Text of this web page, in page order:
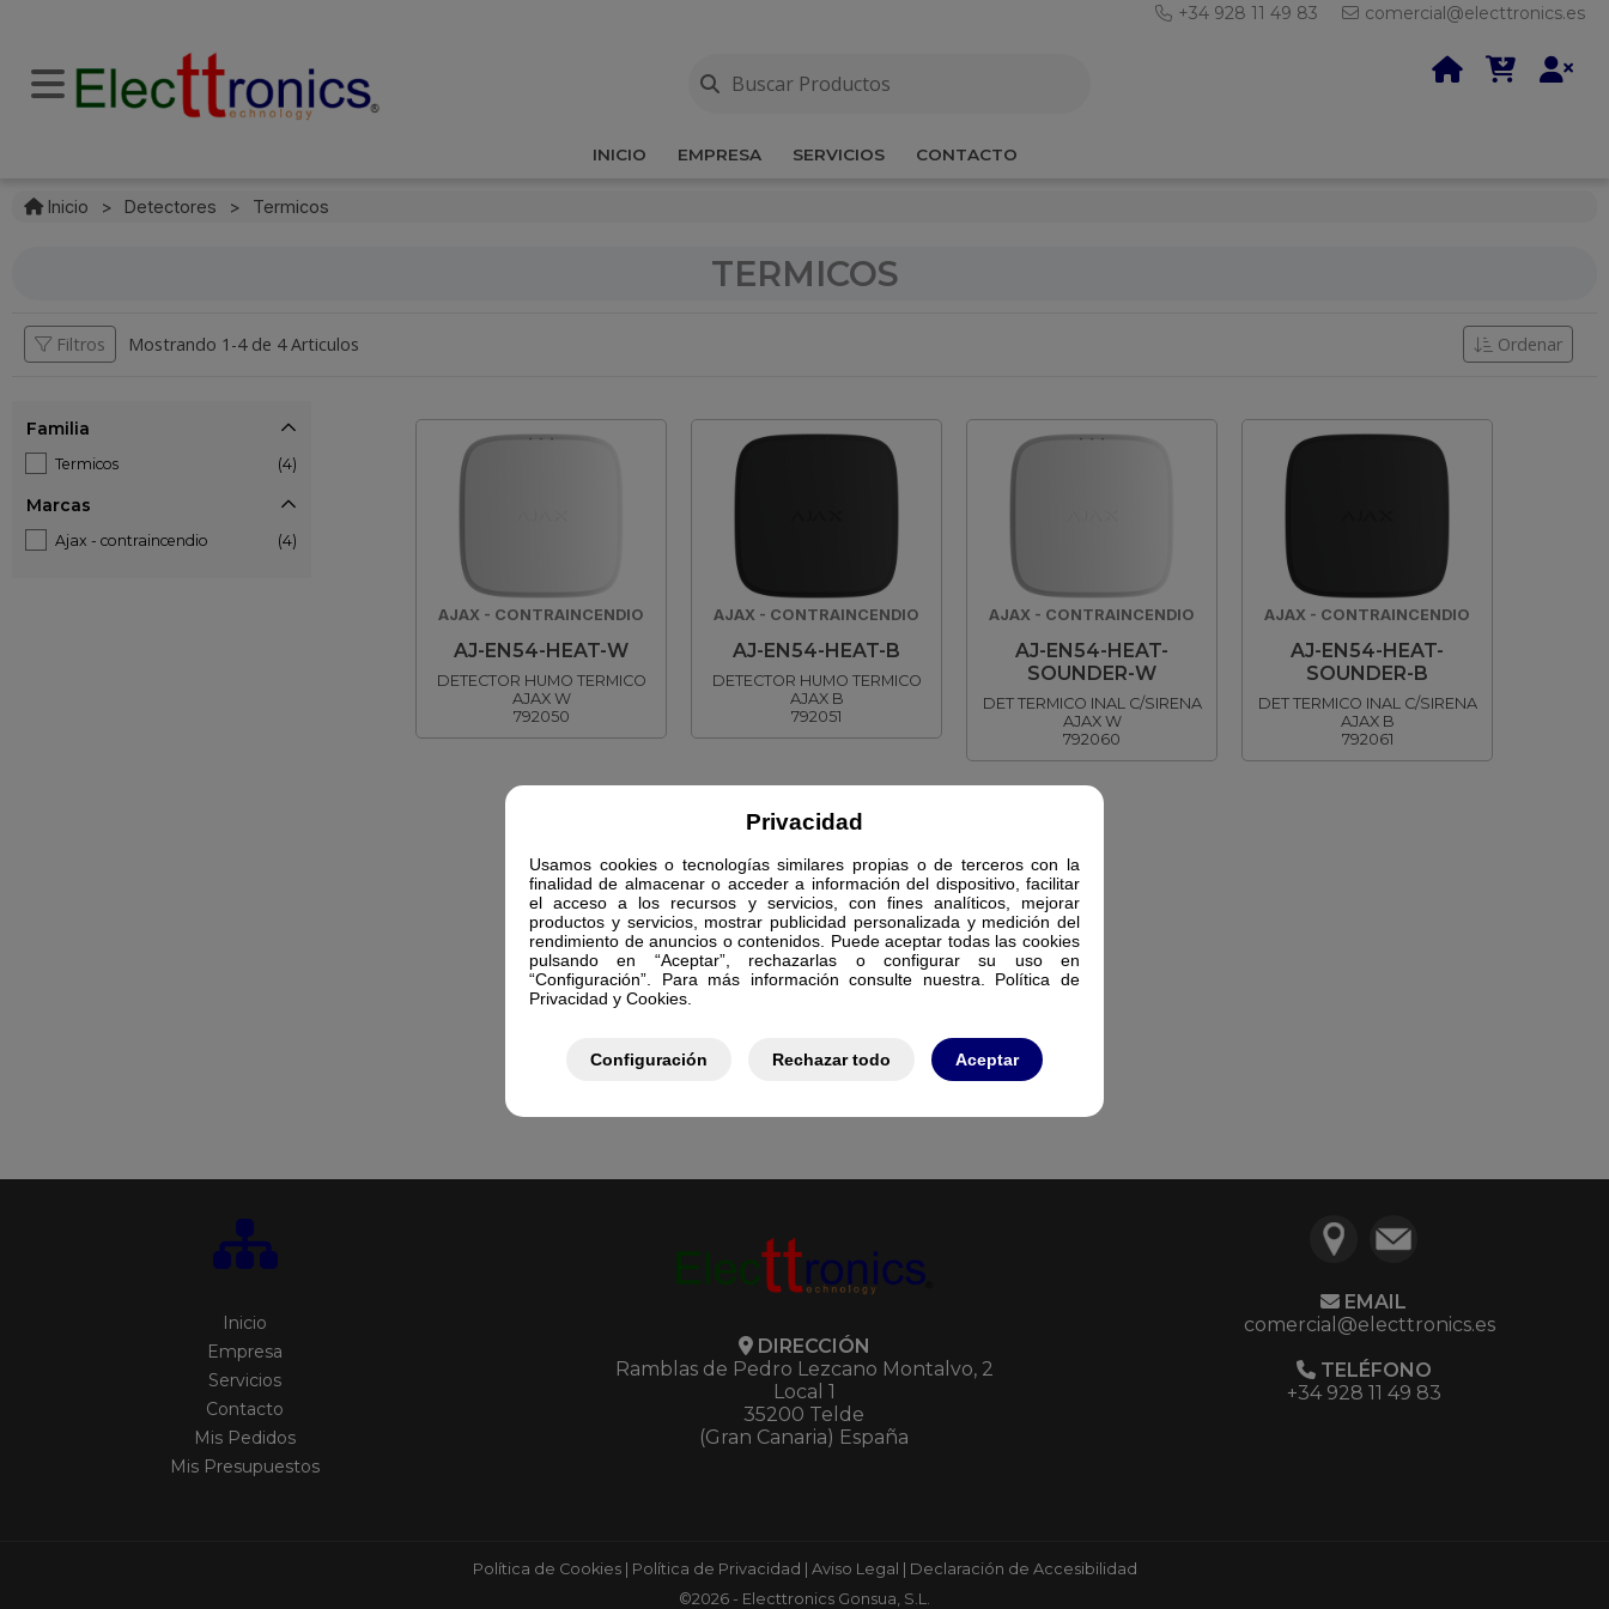
Privacidad
Usamos cookies o tecnologías similares propias o de terceros con la
finalidad de almacenar o acceder a información del dispositivo, facilitar
el acceso a los recursos y servicios, con fines analíticos, mejorar
productos y servicios, mostrar publicidad personalizada y medición del
rendimiento de anuncios o contenidos. Puede aceptar todas las cookies
pulsando en “Aceptar”, rechazarlas o configurar su uso en
“Configuración”. Para más información consulte nuestra. Política de
Privacidad y Cookies.
Configuración Rechazar todo Aceptar
+34 928 11 49 83 comercial@electtronics.es
INICIO EMPRESA SERVICIOS CONTACTO
Inicio > Detectores > Termicos
TERMICOS
Filtros Mostrando 1-4de 4 Articulos Ordenar
Familia
Termicos (4)
Marcas
Ajax - contraincendio (4)
AJAX - CONTRAINCENDIO
AJ-EN54-HEAT-W
DETECTOR HUMO TERMICO
AJAX W
792050
AJAX - CONTRAINCENDIO
AJ-EN54-HEAT-B
DETECTOR HUMO TERMICO
AJAX B
792051
AJAX - CONTRAINCENDIO
AJ-EN54-HEAT-
SOUNDER-W
DET TERMICO INAL C/SIRENA
AJAX W
792060
AJAX - CONTRAINCENDIO
AJ-EN54-HEAT-
SOUNDER-B
DET TERMICO INAL C/SIRENA
AJAX B
792061
Inicio
Empresa
Servicios
Contacto
Mis Pedidos
Mis Presupuestos
DIRECCIÓN
Ramblas de Pedro Lezcano Montalvo, 2
Local 1
35200 Telde
(Gran Canaria) España
EMAIL
comercial@electtronics.es
TELÉFONO
+34 928 11 49 83
Política de Cookies| Política de Privacidad Aviso Legal
Declaración de Accesibilidad
©2026 - Electtronics Gonsua, S.L.